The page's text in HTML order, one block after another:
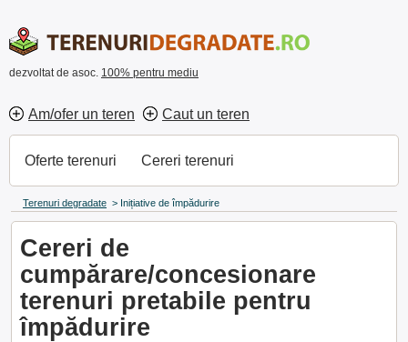
dezvoltat de asoc. 100% pentru mediu
Am/ofer un teren Caut un teren
Oferte terenuri Cereri terenuri
Terenuri degradate > Inițiative de împădurire
Cereri de
cumpărare/concesionare
terenuri pretabile pentru
împădurire